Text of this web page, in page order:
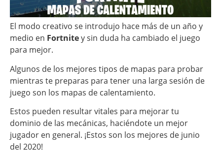
El modo creativo se introdujo hace más de un año y
medio en Fortnitey sin duda ha cambiado el juego
para mejor.
Algunos de los mejores tipos de mapas para probar
mientras te preparas para tener una larga sesión de
juego son los mapas de calentamiento.
Estos pueden resultar vitales para mejorar tu
dominio de las mecánicas, haciéndote un mejor
jugador en general. ¡Estos son los mejores de junio
del 2020!